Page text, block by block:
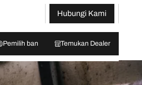
Hubungi Kami
Pemilih ban Temukan Dealer